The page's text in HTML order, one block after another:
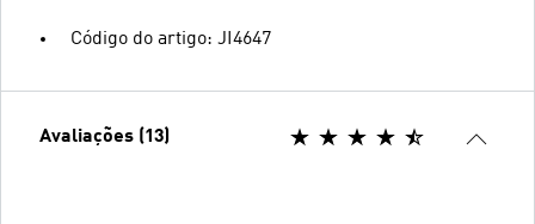
Código do artigo: JI4647
Avaliações (13)